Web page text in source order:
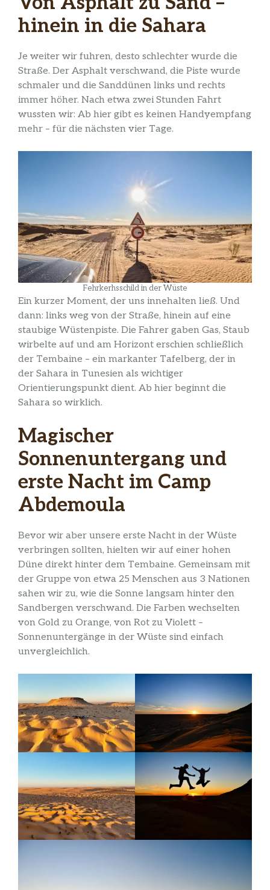
hinein in die Sahara
Je weiter wir fuhren, desto schlechter wurde die
Straße. Der Asphalt verschwand, die Piste wurde
schmaler und die Sanddünen links und rechts
immer höher. Nach etwa zwei Stunden Fahrt
wussten wir: Ab hier gibt es keinen Handyempfang
mehr – für die nächsten vier Tage.
Fehrkerhsschild in der Wüste
Ein kurzer Moment, der uns innehalten ließ. Und
dann: links weg von der Straße, hinein auf eine
staubige Wüstenpiste. Die Fahrer gaben Gas, Staub
wirbelte auf und am Horizont erschien schließlich
der Tembaine – ein markanter Tafelberg, der in
der Sahara in Tunesien als wichtiger
Orientierungspunkt dient. Ab hier beginnt die
Sahara so wirklich.
Magischer
Sonnenuntergang und
erste Nacht im Camp
Abdemoula
Bevor wir aber unsere erste Nacht in der Wüste
verbringen sollten, hielten wir auf einer hohen
Düne direkt hinter dem Tembaine. Gemeinsam mit
der Gruppe von etwa 25 Menschen aus 3 Nationen
sahen wir zu, wie die Sonne langsam hinter den
Sandbergen verschwand. Die Farben wechselten
von Gold zu Orange, von Rot zu Violett –
Sonnenuntergänge in der Wüste sind einfach
unvergleichlich.